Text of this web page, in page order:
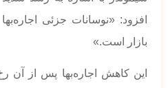
افزود: «نوسانات جزئی
بازار است.»
این کاهش اجاره‌بها پس از آن